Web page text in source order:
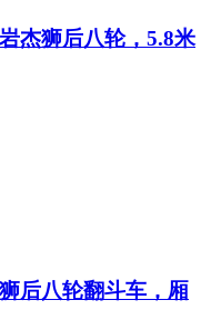
杰狮后八轮，5.8米
后八轮翻斗车，厢